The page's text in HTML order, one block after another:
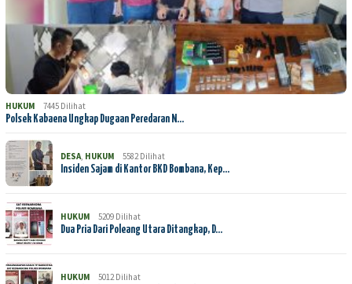
HUKUM
7445 Dilihat
Polsek Kabaena Ungkap Dugaan Peredaran N…
DESA, HUKUM
5582 Dilihat
Insiden Sajam di Kantor BKD Bombana, Kep…
HUKUM
5209 Dilihat
Dua Pria Dari Poleang Utara Ditangkap, D…
HUKUM
5012 Dilihat